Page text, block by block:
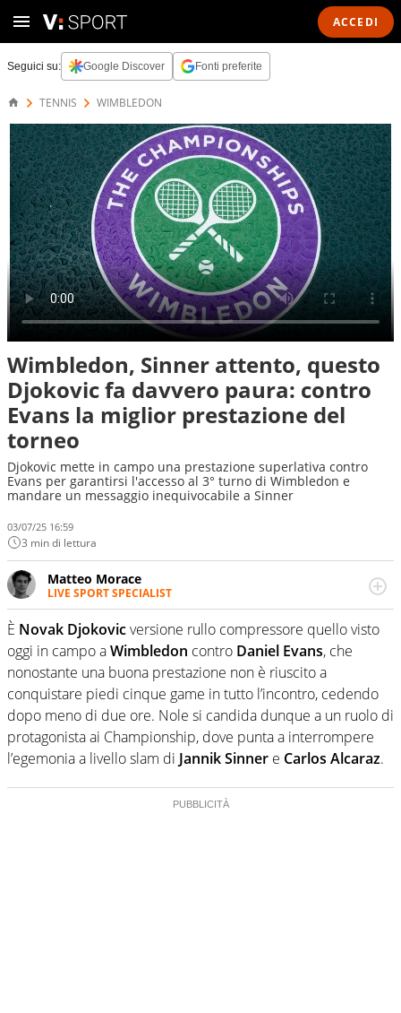
ACCEDI
Seguici su: Google Discover Fonti preferite
TENNIS WIMBLEDON
Wimbledon, Sinner attento, questo
Djokovic fa davvero paura: contro
Evans la miglior prestazione del
torneo
Djokovic mette in campo una prestazione superlativa contro
Evans per garantirsi l'accesso al 3° turno di Wimbledon e
mandare un messaggio inequivocabile a Sinner
03/07/25 16:59
3 min di lettura
Matteo Morace
LIVE SPORT SPECIALIST
La multimedialità quale approccio personale e
professionale. Ama raccontare lo sport focalizzando ogni
attenzione sul tempo reale: la verità della dirette non
sono opinioni ma fatti
È Novak Djokovicversione rullo compressore quello visto
oggi in campo aWimbledon contro Daniel Evans, che
nonostante una buona prestazione non è riuscito a
conquistare piedi cinque game in tutto l’incontro, cedendo
dopo meno di due ore. Nole si candida dunque a un ruolo di
protagonista ai Championship, dove punta a interrompere
l’egemonia a livello slam di JannikSinner e Carlos Alcaraz.